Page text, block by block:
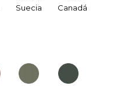
Suecia
Canadá